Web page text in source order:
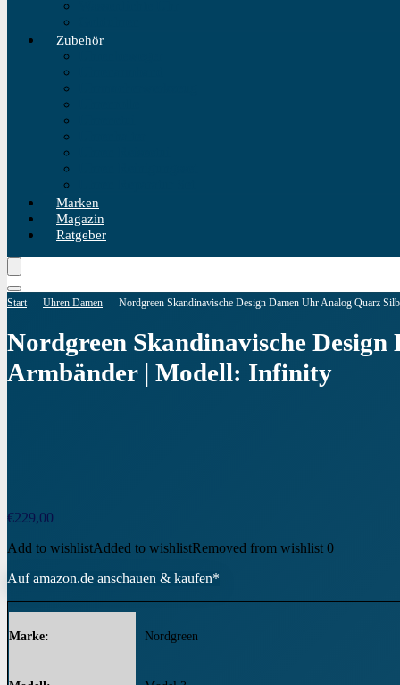
Zubehör
Marken
Magazin
Ratgeber
Start Uhren Damen Nordgreen Skandinavische Design Damen Uhr Analog Quarz
Nordgreen Skandinavische
Armbänder | Modell: Infinity
€229,00
Add to wishlistAdded to wishlistRemoved from wishlist 0
Auf amazon.de anschauen & kaufen*
Marke Nordgreen